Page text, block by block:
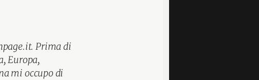
Prima di
Europa,
mi occupo di